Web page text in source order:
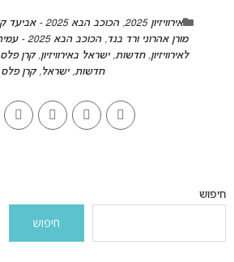
אירוויזיון 2025 ,הכוכב הבא 2025 - אביעד קליין
מורן אהרוני ורד בנד,הכוכב הבא 2025 - עמית שדה
לאירוויזיון,חדשות,ישראל באירוויזיון,קרן פלס
חדשות,ישראל,קרן פלס
חיפוש
חיפוש